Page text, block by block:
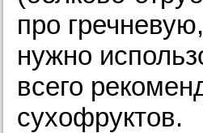
про
нужно
всего
сухофруктов.